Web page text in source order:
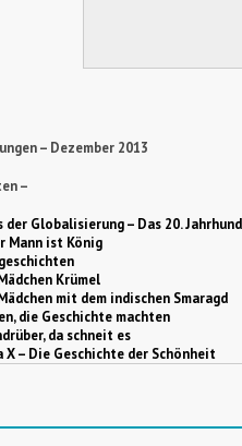
– Dezember 2013
–
der Globalisierung – Das 20.
Mann ist König
Krümel
mit dem indischen Smaragd
die Geschichte machten
da schneit es
X – Die Geschichte der Schönheit